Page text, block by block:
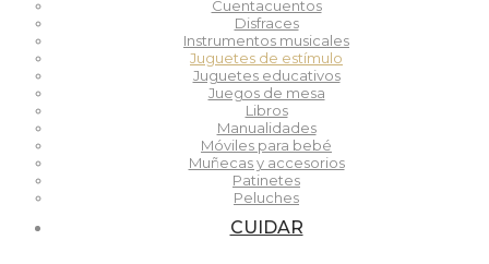
Cuentacuentos
Disfraces
Instrumentos musicales
Juguetes de estímulo
Juguetes educativos
Juegos de mesa
Libros
Manualidades
Móviles para bebé
Muñecas y accesorios
Patinetes
Peluches
CUIDAR